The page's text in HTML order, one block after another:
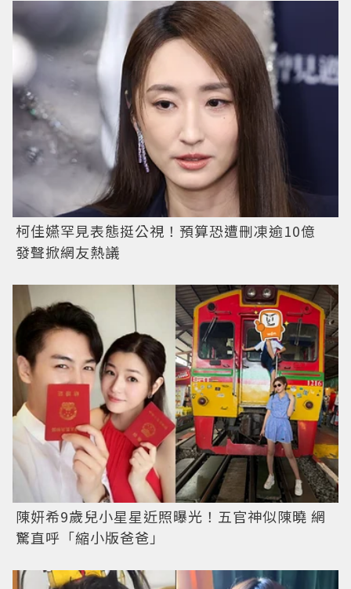
柯佳嬿罕見表態挺公視！預算恐遭刪凍逾10億
發聲掀網友熱議
陳妍希9歲兒小星星近照曝光！五官神似陳曉 網
驚直呼「縮小版爸爸」